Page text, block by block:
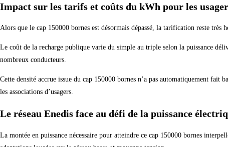
Impact sur les tarifs et coûts du kWh pour les
Alors que le cap 150000 bornes est désormais dépassé, la tarification reste
Le coût de la recharge publique varie du simple au triple selon la puissance
nombreux conducteurs.
Cette densité accrue issue du cap 150000 bornes n’a pas automatiquement
les associations d’usagers.
Le réseau Enedis face au défi de la puissance
La montée en puissance nécessaire pour atteindre ce cap 150000 bornes